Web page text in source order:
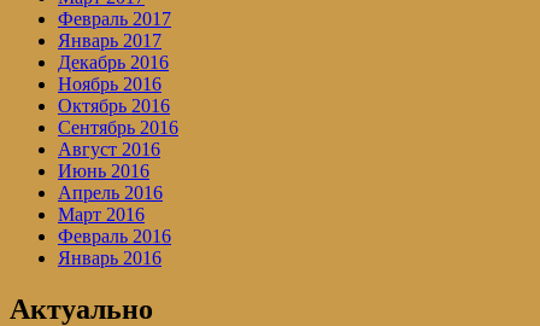
Февраль 2017
Январь 2017
Декабрь 2016
Ноябрь 2016
Октябрь 2016
Сентябрь 2016
Август 2016
Июнь 2016
Апрель 2016
Март 2016
Февраль 2016
Январь 2016
Актуально